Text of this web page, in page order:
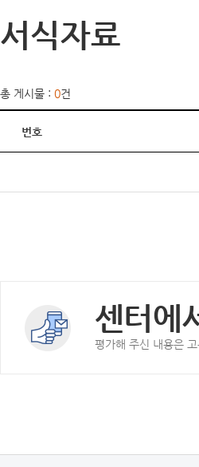
서식자료
총 게시물 : 0건
번호
센터에
평가해 주신 내용은